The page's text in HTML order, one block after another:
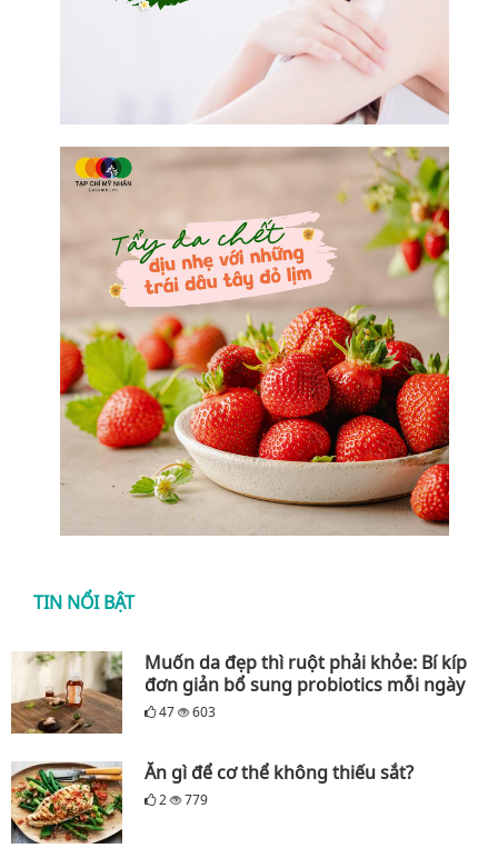
TIN NỔI BẬT
Muốn da đẹp thì ruột phải khỏe: Bí kíp
đơn giản bổ sung probiotics mỗi ngày
47 603
Ăn gì để cơ thể không thiếu sắt?
2 779